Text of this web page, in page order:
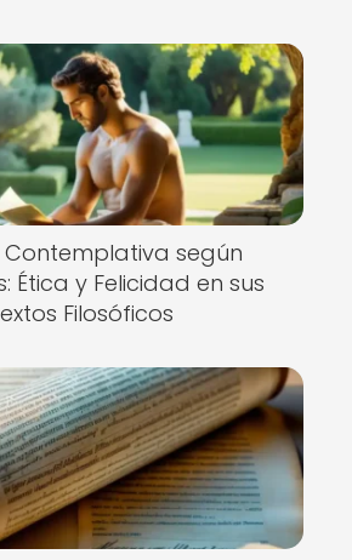
Contemplativa según
Ética y Felicidad en sus
Filosóficos